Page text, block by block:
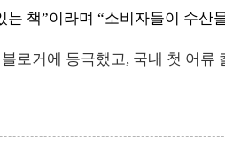
책”이라며 “소비자들이 수산
로거에 등극했고, 국내 첫 어류